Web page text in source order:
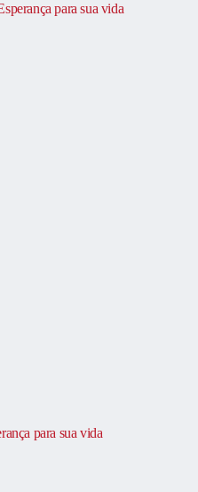
para sua vida
para sua vida